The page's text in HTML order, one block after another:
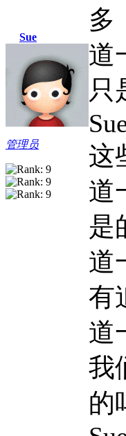
Sue
管理员
多
道
只
这
道
是
道
有
道
我
的